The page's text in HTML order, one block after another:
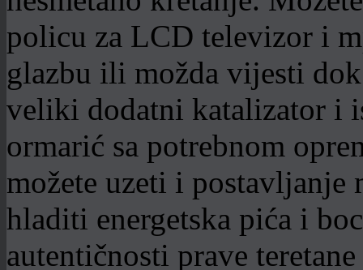
policu za LCD televizor i
glazbu ili možda vijesti
veliki dodatni katalizator i
ormarić sa potrebnom
možete uzeti i postavljanje
hladiti energetska pića i
autentičnosti prave